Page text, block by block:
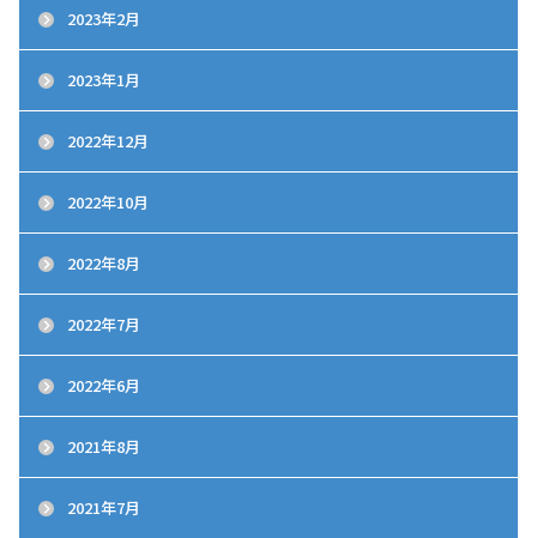
2023年2月
2023年1月
2022年12月
2022年10月
2022年8月
2022年7月
2022年6月
2021年8月
2021年7月